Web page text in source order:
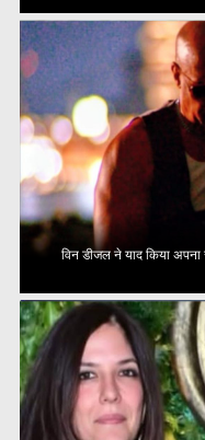
विन डीजल ने याद किया